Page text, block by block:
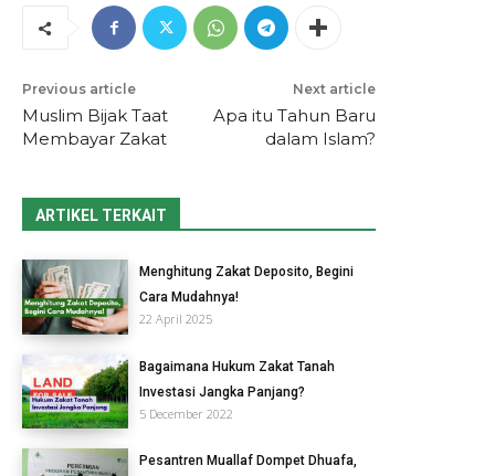
Previous article
Muslim Bijak Taat
Membayar Zakat
Next article
Apa itu Tahun Baru
dalam Islam?
ARTIKEL TERKAIT
Menghitung Zakat Deposito, Begini
Cara Mudahnya!
22 April 2025
Bagaimana Hukum Zakat Tanah
Investasi Jangka Panjang?
5 December 2022
Pesantren Muallaf Dompet Dhuafa,